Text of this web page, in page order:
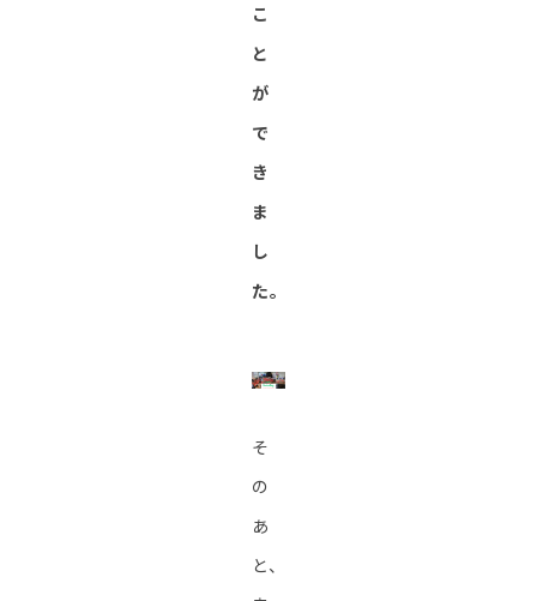
こ
と
が
で
き
ま
し
た。
そ
の
あ
と、